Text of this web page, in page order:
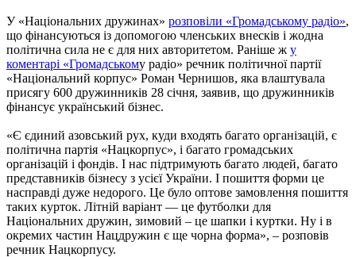
У «Національних дружинах» розповіли «Громадському радіо»,
що фінансуються із допомогою членських внесків і жодна
політична сила не є для них авторитетом. Раніше ж у
коментарі «Громадському радіо» речник політичної партії
«Національний корпус» Роман Чернишов, яка влаштувала
присягу 600 дружинників 28 січня, заявив, що дружинників
фінансує український бізнес.
«Є єдиний азовський рух, куди входять багато організацій, є
політична партія «Нацкорпус», і багато громадських
організацій і фондів. І нас підтримують багато людей, багато
представників бізнесу з усієї України. І пошиття форми це
насправді дуже недорого. Це було оптове замовлення пошиття
таких курток. Літній варіант — це футболки для
Національних дружин, зимовий – це шапки і куртки. Ну і в
окремих частин Нацдружин є ще чорна форма», – розповів
речник Нацкорпусу.